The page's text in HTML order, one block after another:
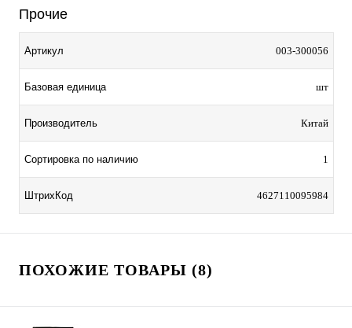
Прочие
Артикул 003-300056
Базовая единица шт
Производитель Китай
Сортировка по наличию 1
ШтрихКод 4627110095984
ПОХОЖИЕ ТОВАРЫ (8)